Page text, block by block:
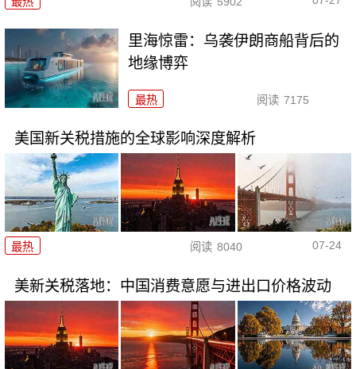
里海惊雷：乌袭伊朗商船背后的
地缘博弈
最热 阅读 7175
美国新关税措施的全球影响深度解析
最热 阅读 8040 07-24
美新关税落地：中国消费意愿与进出口价格波动